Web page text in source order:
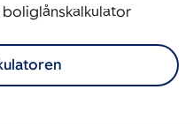
boliglånskalkulator